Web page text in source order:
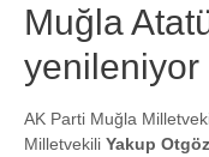
Muğla
yenileniyor
AK Parti Muğla
Milletvekili Yakup Otgöz